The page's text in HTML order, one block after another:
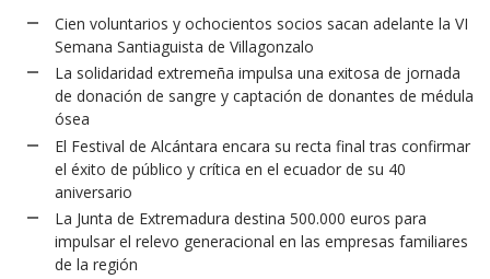
Cien voluntarios y ochocientos socios sacan adelante la VI
Semana Santiaguista de Villagonzalo
La solidaridad extremeña impulsa una exitosa de jornada
de donación de sangre y captación de donantes de médula
ósea
El Festival de Alcántara encara su recta final tras confirmar
el éxito de público y crítica en el ecuador de su 40
aniversario
La Junta de Extremadura destina 500.000 euros para
impulsar el relevo generacional en las empresas familiares
de la región